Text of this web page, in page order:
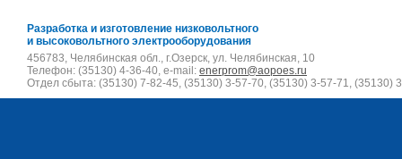
Разработка и изготовление низковольтного
и высоковольтного электрооборудования
456783, Челябинская обл., г.Озерск, ул. Челябинская, 10
Телефон: (35130) 4-36-40, e-mail: enerprom@aopoes.ru
Отдел сбыта: (35130) 7-82-45, (35130) 3-57-70, (35130) 3-57-71, (35130)